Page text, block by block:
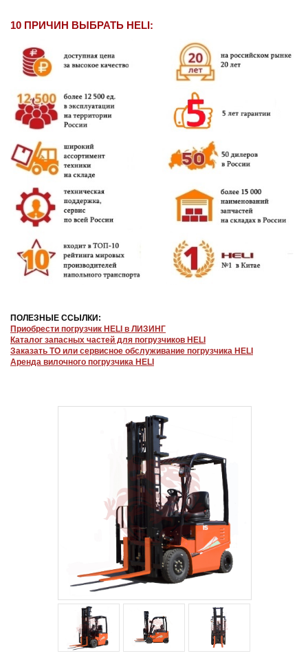
10 ПРИЧИН ВЫБРАТЬ HELI:
ПОЛЕЗНЫЕ ССЫЛКИ:
Приобрести погрузчик HELI в ЛИЗИНГ
Каталог запасных частей для погрузчиков HELI
Заказать ТО или сервисное обслуживание погрузчика HELI
Аренда вилочного погрузчика HELI